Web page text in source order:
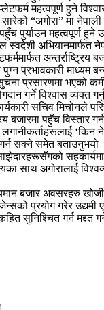
महत्वपूर्ण हुने
“अगोरा” मा
पहुँच पुर्याउन महत्वपूर्ण
अभियानमार्फत
अन्तर्राष्ट्रिय
प्रभावकारी माध्यम
प्रसारणमा भएको
गर्ने विश्वास व्यक्त
सचिव मिचोनले
बजारमा पहुँच विस्तार
‘किन
गर्न सक्ने समेत बताउनुभयो
साथ अगोरालाई
बजार अवसरहरु
प्रयोग गरेर उद्यमी
सुनिश्चित गर्न मद्दत